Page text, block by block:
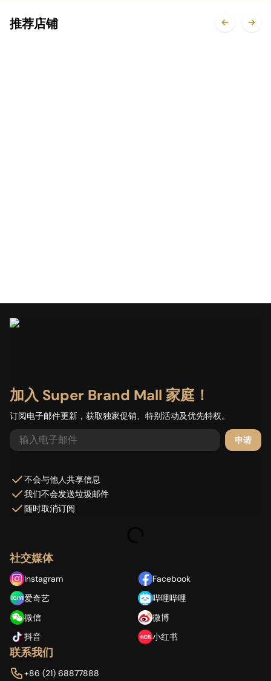
加载中...
推荐店铺
加入 Super Brand Mall 家庭！
订阅电子邮件更新，获取独家促销、特别活动及优先特权。
申请
不会与他人共享信息
我们不会发送垃圾邮件
随时取消订阅
社交媒体
Instagram
Facebook
爱奇艺
哔哩哔哩
微信
微博
抖音
小红书
联系我们
+86 (21) 68877888